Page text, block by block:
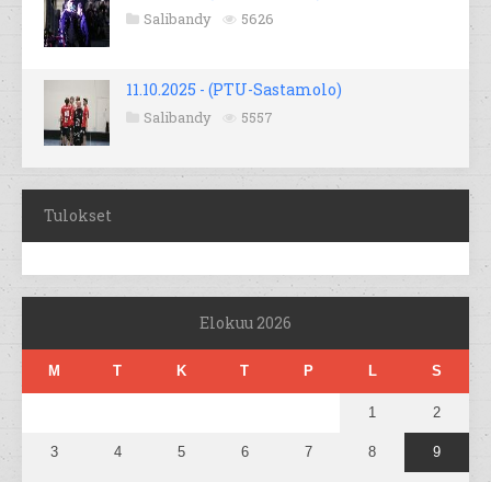
Salibandy 5626
11.10.2025 - (PTU-Sastamolo)
Salibandy 5557
Tulokset
Elokuu 2026
M T K T P L S
1 2
3 4 5 6 7 8 9